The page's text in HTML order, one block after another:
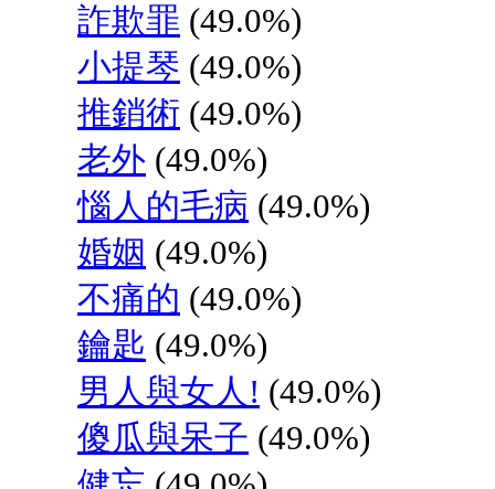
詐欺罪 (49.0%)
小提琴 (49.0%)
推銷術 (49.0%)
老外 (49.0%)
惱人的毛病 (49.0%)
婚姻 (49.0%)
不痛的 (49.0%)
鑰匙 (49.0%)
男人與女人! (49.0%)
傻瓜與呆子 (49.0%)